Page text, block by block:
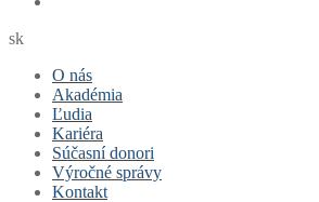
sk
O nás
Akadémia
Ľudia
Kariéra
Súčasní donori
Výročné správy
Kontakt